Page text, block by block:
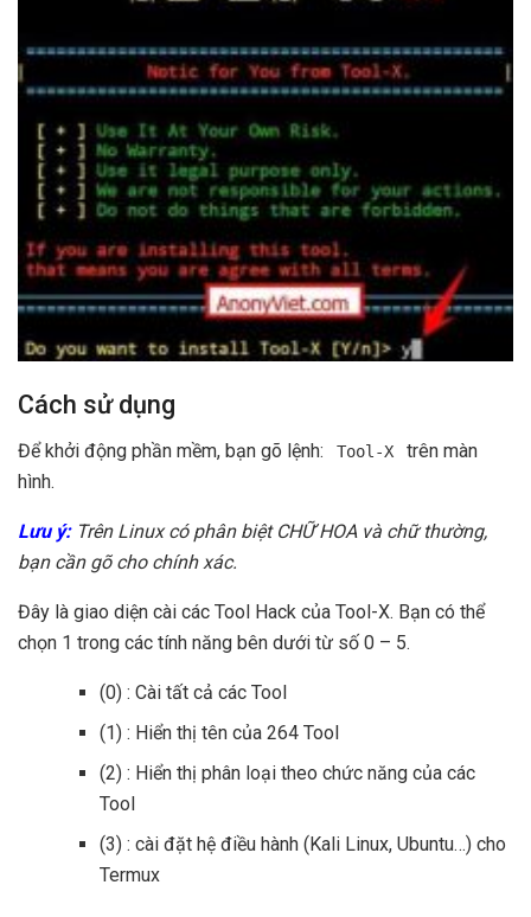
Cách sử dụng
Để khởi động phần mềm, bạn gõ lệnh: Tool-X
trên màn
hình.
Lưu ý: Trên Linux có phân biệt CHỮ HOA và chữ thường,
bạn cần gõ cho chính xác.
Đây là giao diện cài các Tool Hack của Tool-X. Bạn có thể
chọn 1 trong các tính năng bên dưới từ số 0 – 5.
(0) : Cài tất cả các Tool
(1) : Hiển thị tên của 264 Tool
(2) : Hiển thị phân loại theo chức năng của các
Tool
(3) : cài đặt hệ điều hành (Kali Linux, Ubuntu…) cho
Termux